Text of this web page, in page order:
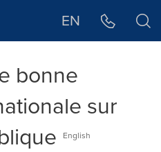
EN
bonne
sur
English